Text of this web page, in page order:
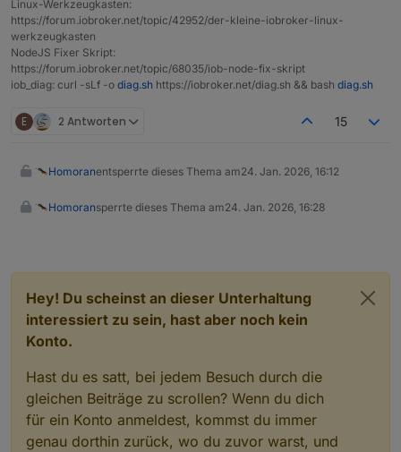
geschrieben wird einschränken.
Dazu vor dem obigensudo reboot noch
ausführen.
Linux-Werkzeugkasten:
https://forum.iobroker.net/topic/42952/der-kleine-iobroker-linux-
werkzeugkasten
NodeJS Fixer Skript:
https://forum.iobroker.net/topic/68035/iob-node-fix-skript
iob_diag: curl -sLf -o diag.sh https://iobroker.net/diag.sh && bash diag.sh
E 2 Antworten 15
Homoranentsperrte dieses Thema am24. Jan. 2026, 16:12
Homoransperrte dieses Thema am24. Jan. 2026, 16:28
Hey! Du scheinst an dieser Unterhaltung
interessiert zu sein, hast aber noch kein
Konto.
Hast du es satt, bei jedem Besuch durch die
gleichen Beiträge zu scrollen? Wenn du dich
für ein Konto anmeldest, kommst du immer
genau dorthin zurück, wo du zuvor warst, und